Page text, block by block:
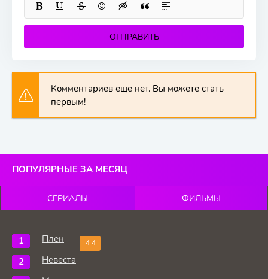
ОТПРАВИТЬ
Комментариев еще нет. Вы можете стать
первым!
ПОПУЛЯРНЫЕ ЗА МЕСЯЦ
СЕРИАЛЫ ФИЛЬМЫ
4.4
Плен
Невеста